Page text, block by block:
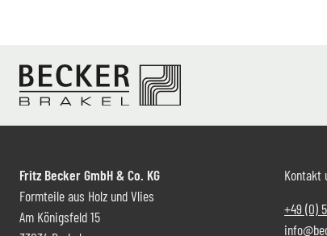
Fritz Becker GmbH & Co. KG
Formteile aus Holz und Vlies
Am Königsfeld 15
Kontakt
+49 (0)